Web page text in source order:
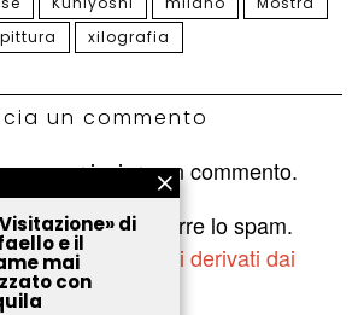
pittura
xilografia
un commento
per inviare un commento.
Akismet per ridurre lo spam.
elaborati i dati derivati dai
di
e il
mai
con